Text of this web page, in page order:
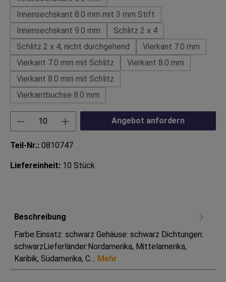
Innensechskant 8.0 mm mit 3 mm Stift
Innensechskant 9.0 mm
Schlitz 2 x 4
Schlitz 2 x 4, nicht durchgehend
Vierkant 7.0 mm
Vierkant 7.0 mm mit Schlitz
Vierkant 8.0 mm
Vierkant 8.0 mm mit Schlitz
Vierkantbuchse 8.0 mm
Produkt Anzahl: Gib den gewünschten
Angebot anfordern
Teil-Nr.: 0810747
Liefereinheit: 10 Stück
Beschreibung
Farbe:Einsatz: schwarz Gehäuse: schwarz Dichtungen:
schwarzLieferländer:Nordamerika, Mittelamerika,
Karibik, Südamerika, C… Mehr